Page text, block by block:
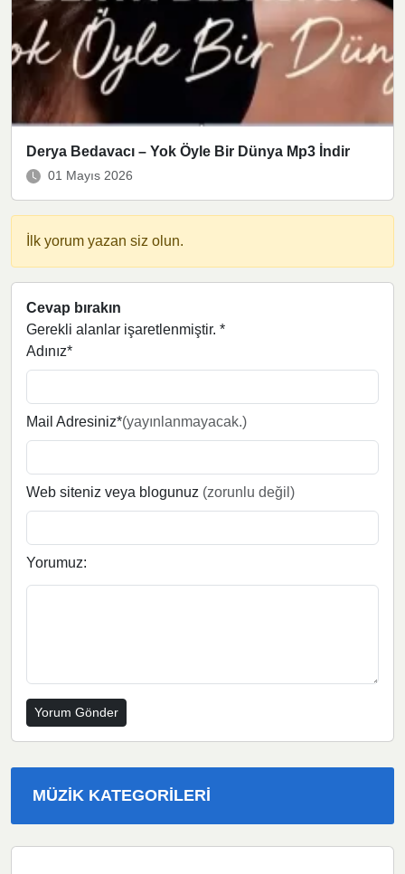
Derya Bedavacı – Yok Öyle Bir Dünya Mp3 İndir
01 Mayıs 2026
İlk yorum yazan siz olun.
Cevap bırakın
Gerekli alanlar işaretlenmiştir. *
Adınız*
Mail Adresiniz*(yayınlanmayacak.)
Web siteniz veya blogunuz (zorunlu değil)
Yorumuz:
MÜZIK KATEGORILERI